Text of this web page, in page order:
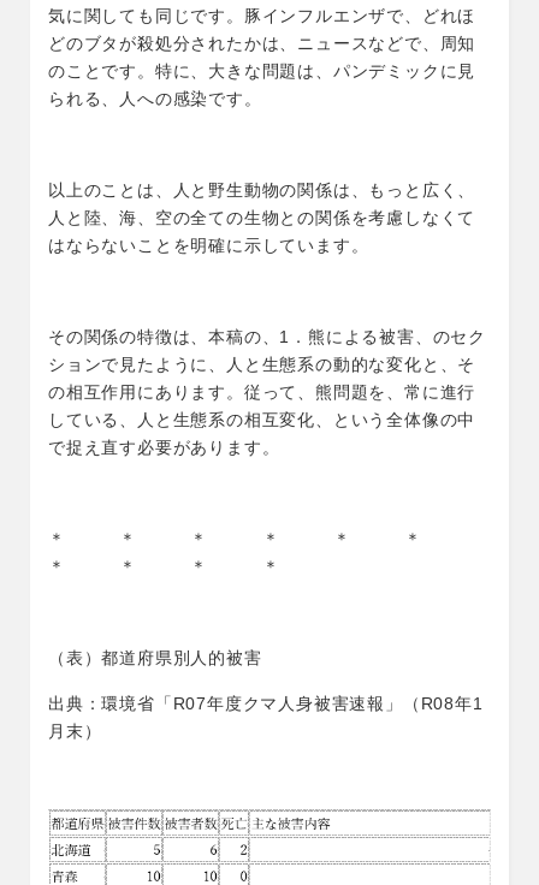
気に関しても同じです。豚インフルエンザで、どれほ
どのブタが殺処分されたかは、ニュースなどで、周知
のことです。特に、大きな問題は、パンデミックに見
られる、人への感染です。
以上のことは、人と野生動物の関係は、もっと広く、
人と陸、海、空の全ての生物との関係を考慮しなくて
はならないことを明確に示しています。
その関係の特徴は、本稿の、1．熊による被害、のセク
ションで見たように、人と生態系の動的な変化と、そ
の相互作用にあります。従って、熊問題を、常に進行
している、人と生態系の相互変化、という全体像の中
で捉え直す必要があります。
＊ ＊ ＊ ＊ ＊ ＊
＊ ＊ ＊ ＊
（表）都道府県別人的被害
出典：環境省「R07年度クマ人身被害速報」（R08年1
月末）